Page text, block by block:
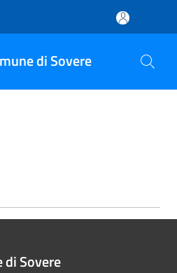
di Sovere
di Sovere